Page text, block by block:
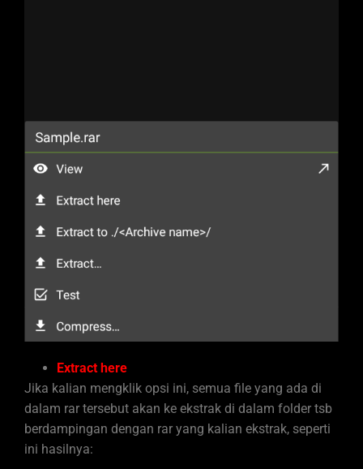
Extract here
Jika kalian mengklik opsi ini, semua file yang ada di
dalam rar tersebut akan ke ekstrak di dalam folder tsb
berdampingan dengan rar yang kalian ekstrak, seperti
ini hasilnya: